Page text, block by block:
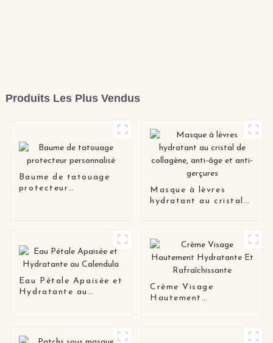
Produits Les Plus Vendus
Baume de tatouage
protecteur
Masque à lèvres
hydratant au cristal
Eau Pétale Apaisée et
Hydratante au
Crème Visage
Hautement